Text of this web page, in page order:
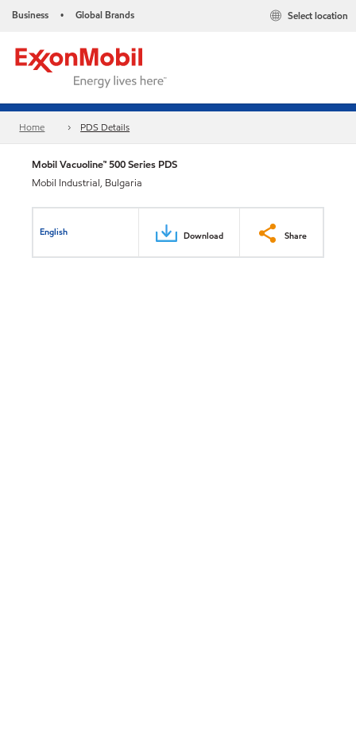
Business • Global Brands Select location
Home PDS Details
Mobil Vacuoline™ 500 Series PDS
Mobil Industrial, Bulgaria
English Download Share